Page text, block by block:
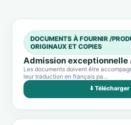
DOCUMENTS À FOURNIR /
ORIGINAUX ET COPIES
Admission exceptionnelle
Les documents doivent être
leur traduction en français pa…
⬇️ Télécharger